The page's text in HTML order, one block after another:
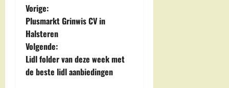
B
e
r
i
Vorige:
Plusmarkt Grinwis CV in
Halsteren
Volgende:
Lidl folder van deze week met
de beste lidl aanbiedingen